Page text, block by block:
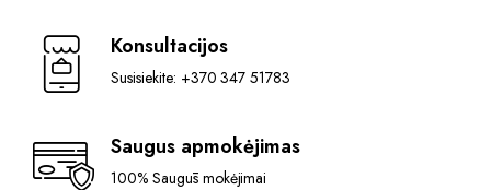
Konsultacijos
Susisiekite: +370 347 51783
Saugus apmokėjimas
100% Saugūs mokėjimai